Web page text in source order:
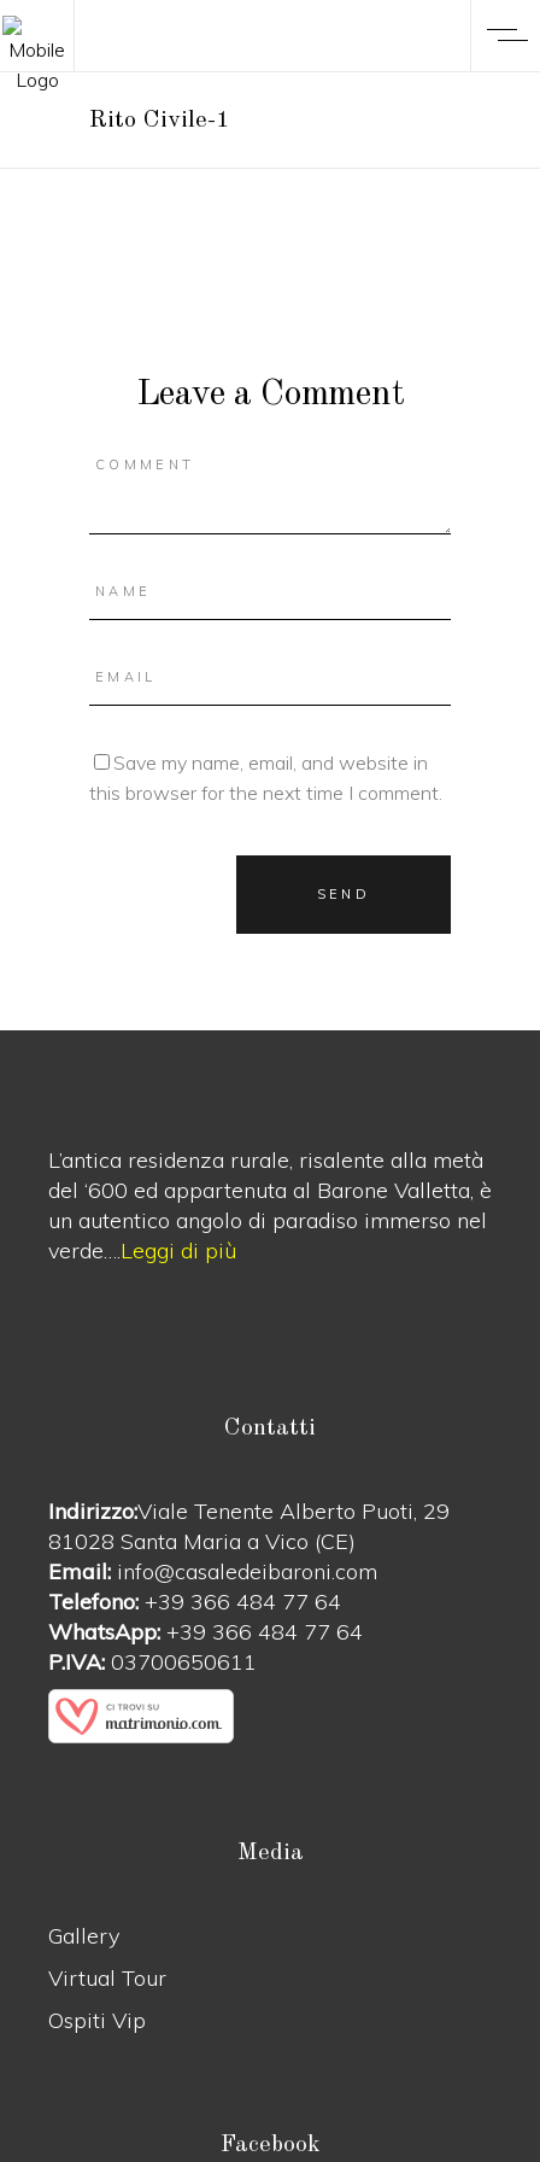
Rito Civile-1
Leave a Comment
Save my name, email, and website in
this browser for the next time I comment.
L’antica residenza rurale, risalente alla metà
del ‘600 ed appartenuta al Barone Valletta, è
un autentico angolo di paradiso immerso nel
verde….Leggi di più
Contatti
Indirizzo:Viale Tenente Alberto Puoti, 29
81028 Santa Maria a Vico (CE)
Email: info@casaledeibaroni.com
Telefono: +39 366 484 77 64
WhatsApp: +39 366 484 77 64
P.IVA: 03700650611
Media
Gallery
Virtual Tour
Ospiti Vip
Facebook